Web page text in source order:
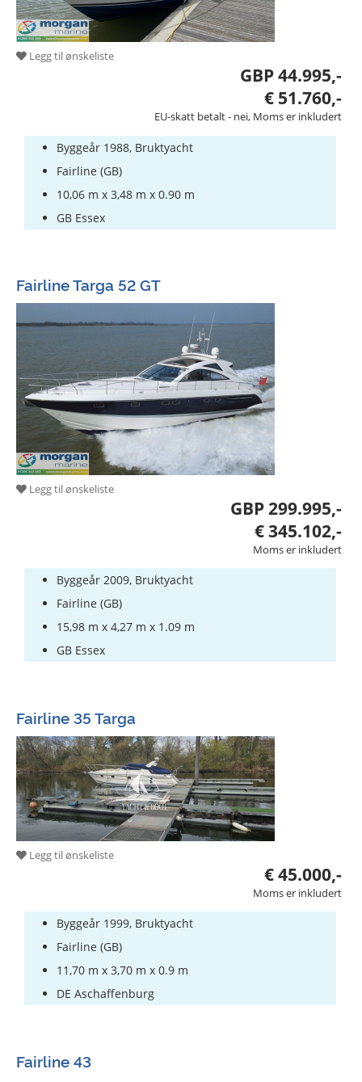
Legg til ønskeliste
GBP 44.995,-
€ 51.760,-
EU-skatt betalt - nei, Moms er inkludert
Byggeår 1988, Bruktyacht
Fairline (GB)
10,06 m x 3,48 m x 0.90 m
GB Essex
Fairline Targa 52 GT
Legg til ønskeliste
GBP 299.995,-
€ 345.102,-
Moms er inkludert
Byggeår 2009, Bruktyacht
Fairline (GB)
15,98 m x 4,27 m x 1.09 m
GB Essex
Fairline 35 Targa
Legg til ønskeliste
€ 45.000,-
Moms er inkludert
Byggeår 1999, Bruktyacht
Fairline (GB)
11,70 m x 3,70 m x 0.9 m
DE Aschaffenburg
Fairline 43